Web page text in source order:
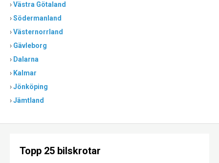
›Västra Götaland
›Södermanland
›Västernorrland
› Gävleborg
› Dalarna
› Kalmar
›Jönköping
›Jämtland
Topp 25 bilskrotar